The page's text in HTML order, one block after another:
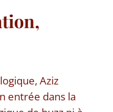
Aziz
entrée dans la